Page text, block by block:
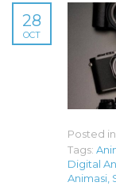
28
OCT
Posted
Tags:
Digital
Animasi